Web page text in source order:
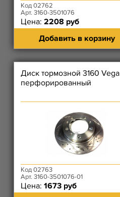
Код 02762
Арт. 3160-3501076
Цена: 2208 руб
Добавить в корзину
Диск тормозной 3160 Vega
перфорированный
Код 02763
Арт. 3160-3501076-01
Цена: 1673 руб